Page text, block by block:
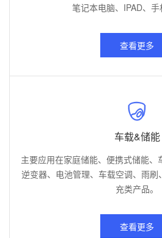
笔记本电脑、IPAD、手
查看更多
车载&储能
主要应用在家庭储能、便携式储能
逆变器、电池管理、车载空调、雨
充类产品。
查看更多